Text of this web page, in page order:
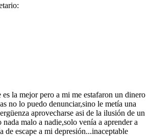
la mejor pero a mi me estafaron un dinero
no lo puedo denunciar,sino le metía una
aprovecharse asi de la ilusión de un
malo a nadie,solo venía a aprender a
de escape a mi depresión...inaceptable